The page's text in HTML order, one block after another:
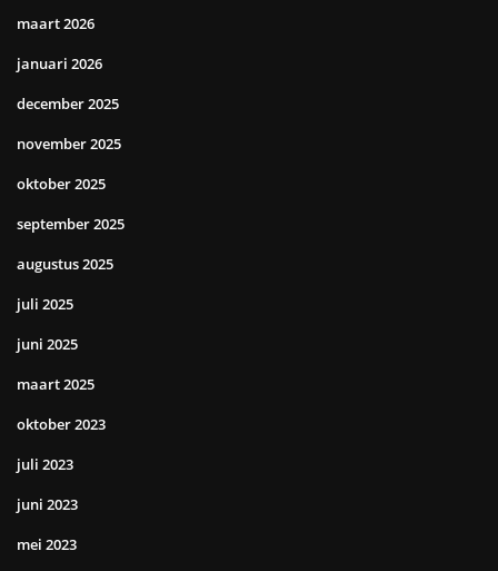
maart 2026
januari 2026
december 2025
november 2025
oktober 2025
september 2025
augustus 2025
juli 2025
juni 2025
maart 2025
oktober 2023
juli 2023
juni 2023
mei 2023